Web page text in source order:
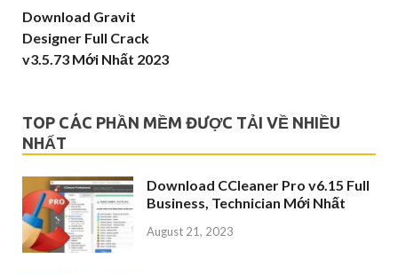
Download Gravit
Designer Full Crack
v3.5.73 Mới Nhất 2023
TOP CÁC PHẦN MỀM ĐƯỢC TẢI VỀ NHIỀU
NHẤT
Download CCleaner Pro v6.15 Full
Business, Technician Mới Nhất
August 21, 2023